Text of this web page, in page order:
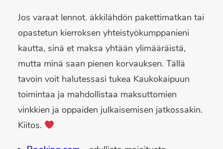
Jos varaat lennot. äkkilähdön pakettimatkan tai
opastetun kierroksen yhteistyökumppanieni
kautta, sinä et maksa yhtään ylimääräistä,
mutta minä saan pienen korvauksen. Tällä
tavoin voit halutessasi tukea Kaukokaipuun
toimintaa ja mahdollistaa maksuttomien
vinkkien ja oppaiden julkaisemisen jatkossakin.
Kiitos.